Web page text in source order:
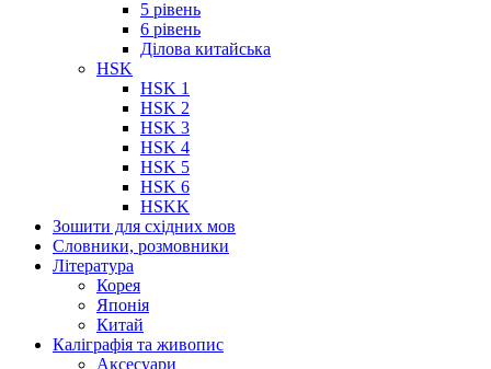
5 рівень
6 рівень
Ділова китайська
HSK
HSK 1
HSK 2
HSK 3
HSK 4
HSK 5
HSK 6
HSKK
Зошити для східних мов
Словники, розмовники
Література
Корея
Японія
Китай
Каліграфія та живопис
Аксесуари